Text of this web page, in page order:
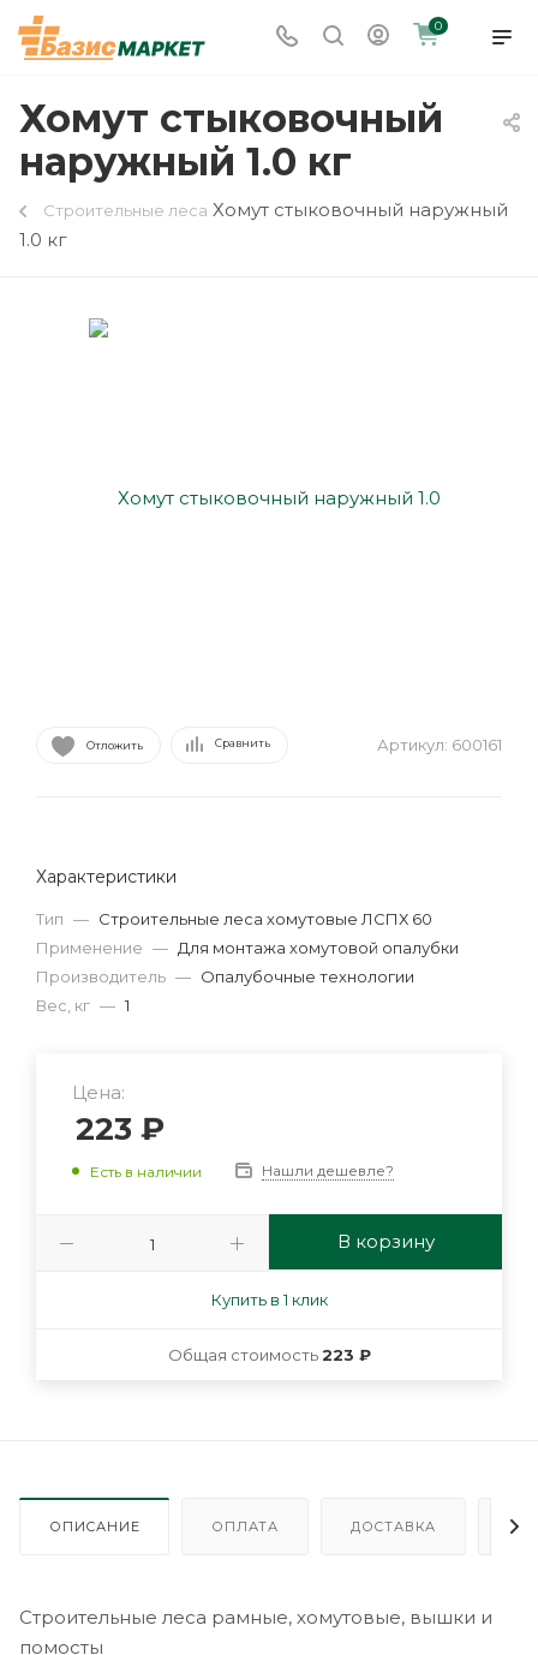
0
Хомут стыковочный
наружный 1.0 кг
Строительные леса Хомут стыковочный наружный
1.0 кг
Отложить Сравнить Артикул: 600161
Характеристики
Тип — Строительные леса хомутовые ЛСПХ 60
Применение — Для монтажа хомутовой опалубки
Производитель — Опалубочные технологии
Вес, кг — 1
Цена:
223 ₽
Есть в наличии Нашли дешевле?
В корзину
Купить в 1 клик
Общая стоимость223 ₽
ОПИСАНИЕ ОПЛАТА ДОСТАВКА
Строительные леса рамные, хомутовые, вышки и
помосты